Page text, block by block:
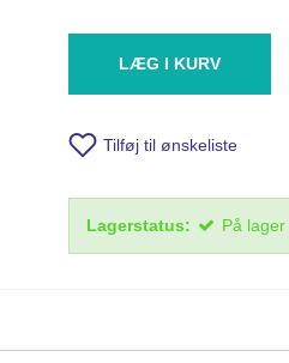
Lagerstatus: På lager
LÆG I KURV
Tilføj til ønskeliste